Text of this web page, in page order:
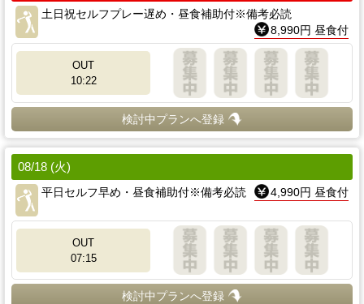
土日祝セルフプレー遅め・昼食補助付※備考必読
8,990円 昼食付
OUT
10:22
検討中プランへ登録
08/18 (火)
平日セルフ早め・昼食補助付※備考必読
4,990円 昼食付
OUT
07:15
検討中プランへ登録